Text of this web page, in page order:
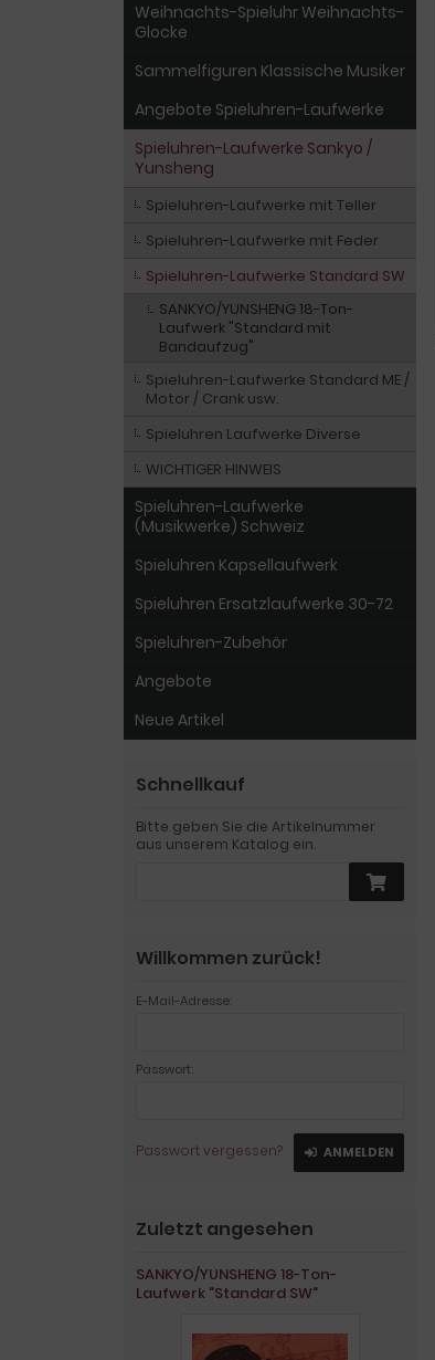
Weihnachts-Spieluhr Weihnachts-
Glocke
Sammelfiguren Klassische Musiker
Angebote Spieluhren-Laufwerke
Spieluhren-Laufwerke Sankyo /
Yunsheng
Spieluhren-Laufwerke mit Teller
Spieluhren-Laufwerke mit Feder
Spieluhren-Laufwerke Standard SW
SANKYO/YUNSHENG 18-Ton-
Laufwerk "Standard mit
Bandaufzug"
Spieluhren-Laufwerke Standard ME /
Motor / Crank usw.
Spieluhren Laufwerke Diverse
WICHTIGER HINWEIS
Spieluhren-Laufwerke
(Musikwerke) Schweiz
Spieluhren Kapsellaufwerk
Spieluhren Ersatzlaufwerke 30-72
Spieluhren-Zubehör
Angebote
Neue Artikel
Schnellkauf
Bitte geben Sie die Artikelnummer
aus unserem Katalog ein.
Willkommen zurück!
E-Mail-Adresse:
Passwort:
Passwort vergessen? ANMELDEN
Zuletzt angesehen
SANKYO/YUNSHENG 18-Ton-
Laufwerk "Standard SW"